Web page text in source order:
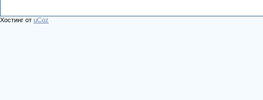
Хостинг от uCoz